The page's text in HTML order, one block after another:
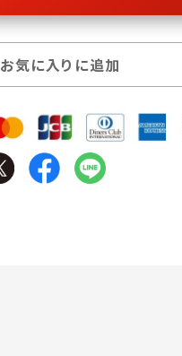
お気に入りに追加